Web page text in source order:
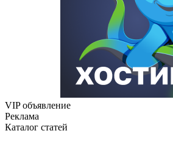
VIP объявление
Реклама
Каталог статей